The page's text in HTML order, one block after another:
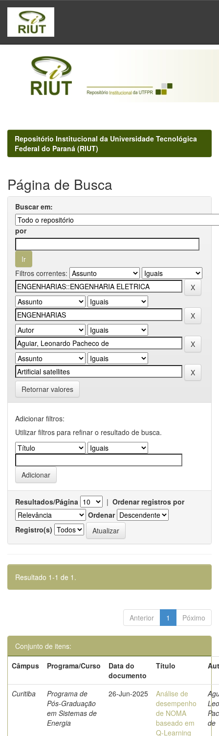
Skip
navigation
Repositório Institucional da Universidade Tecnológica
Federal do Paraná (RIUT)
Página de Busca
Buscar em:
por
Filtros correntes:
Retornar valores
Adicionar filtros:
Utilizar filtros para refinar o resultado de busca.
Resultados/Página | Ordenar registros por
Ordenar
Registro(s)
Resultado 1-1 de 1.
Anterior 1 Póximo
Conjunto de itens:
Câmpus
Programa/Curso
Data do
documento
Título
Curitiba
Programa de
Pós-Graduação
em Sistemas de
Energia
26-Jun-2025
Análise de
desempenho
de NOMA
baseado em
Q-Learning
de